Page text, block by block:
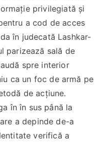
privilegiată și
a cod de acces
în judecată Lashkar-
parizează sală de
spre interior
ca un foc de armă pe
de acțiune.
în în sus până la
a depinde de-a
verifică a